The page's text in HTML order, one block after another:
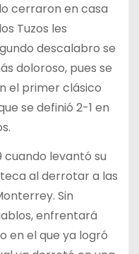
cerraron en casa
Tuzos les
descalabro se
doloroso, pues se
el primer clásico
se definió 2-1 en
cuando levantó su
al derrotar a las
Sin
enfrentará
en el que ya logró